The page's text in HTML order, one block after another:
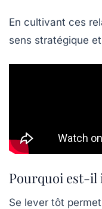
En cultivant ces
sens stratégique
Pourquoi est-il
Se lever tôt